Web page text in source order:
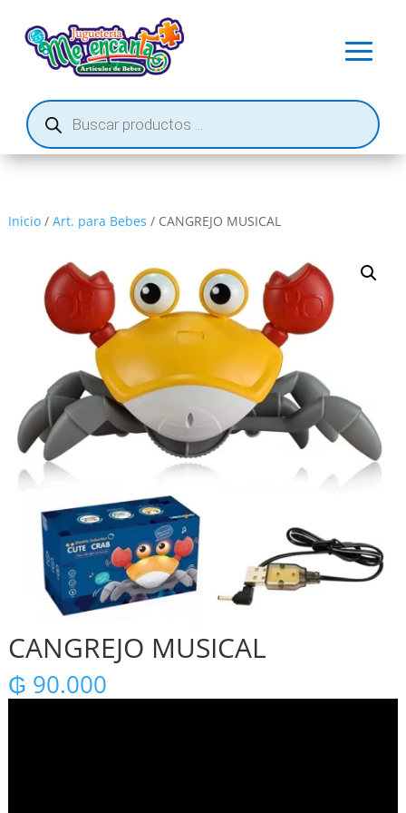
Búsqueda
de
productos
Inicio/ Art. para Bebes / CANGREJO MUSICAL
CANGREJO MUSICAL
₲ 90.000